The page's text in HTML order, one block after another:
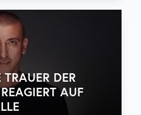
TRAUER DER
AUF